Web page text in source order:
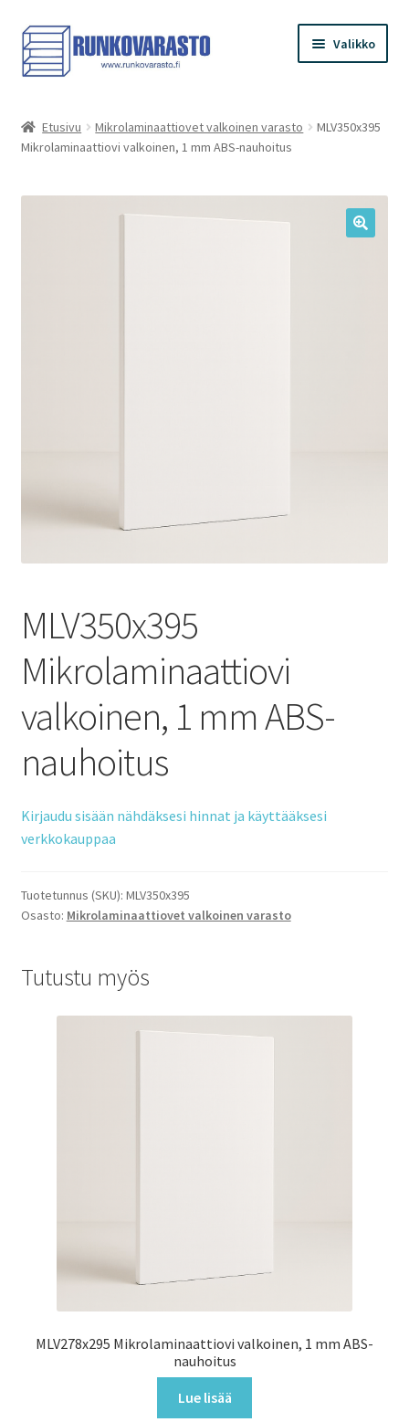
Siirry
navigointiin
Siirry
sisältöön
Valikko
Kauppa
Ostoskori
Etusivu Mikrolaminaattiovet valkoinen varasto
MLV350x395
Mikrolaminaattiovi valkoinen, 1 mm ABS-nauhoitus
MLV350x395
Mikrolaminaattiovi
valkoinen, 1 mm ABS-
nauhoitus
Kirjaudu sisään nähdäksesi hinnat ja käyttääksesi
verkkokauppaa
Tuotetunnus (SKU): MLV350x395
Osasto: Mikrolaminaattiovet valkoinen varasto
Tutustu myös
MLV278x295 Mikrolaminaattiovi valkoinen, 1 mm ABS-
nauhoitus
Lue lisää